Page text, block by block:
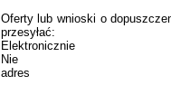
Oferty lub wnioski o
przesyłać:
Elektronicznie
Nie
adres